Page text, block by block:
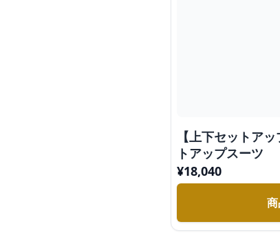
【上下セットア
トアップスーツ
¥18,040